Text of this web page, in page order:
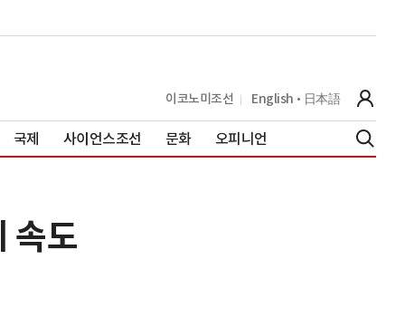
이코노미조선 English 日本語
국제 사이언스조선 문화 오피니언
속도